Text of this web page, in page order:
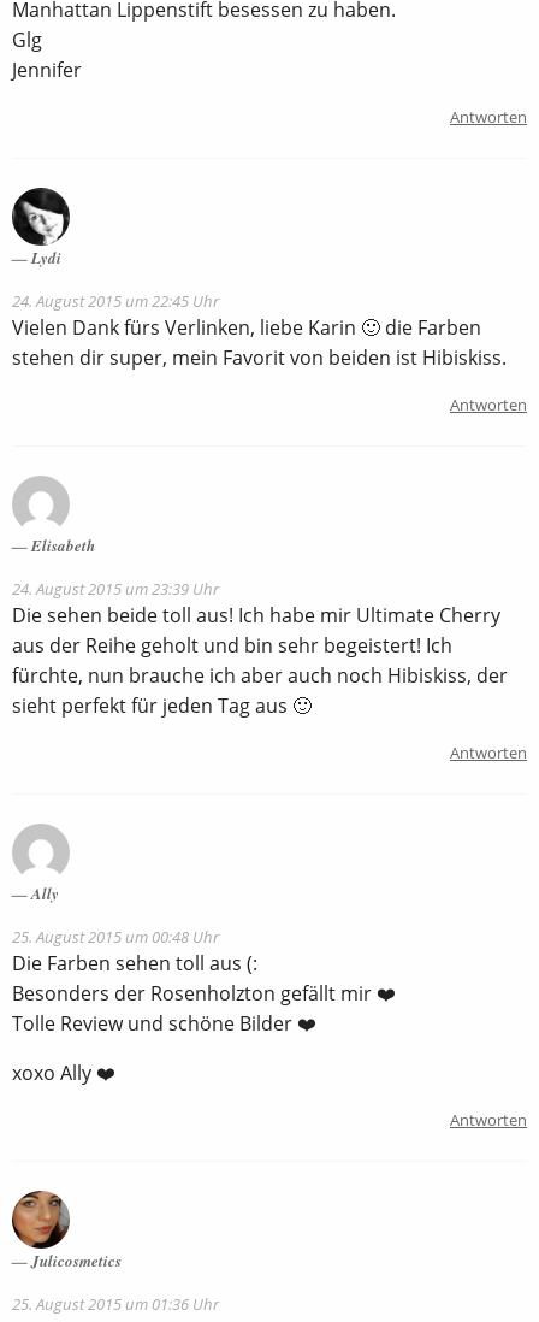
Manhattan Lippenstift besessen zu haben.
Glg
Jennifer
Antworten
Lydi
24. August 2015 um 22:45 Uhr
Vielen Dank fürs Verlinken, liebe Karin 🙂 die Farben
stehen dir super, mein Favorit von beiden ist Hibiskiss.
Antworten
Elisabeth
24. August 2015 um 23:39 Uhr
Die sehen beide toll aus! Ich habe mir Ultimate Cherry
aus der Reihe geholt und bin sehr begeistert! Ich
fürchte, nun brauche ich aber auch noch Hibiskiss, der
sieht perfekt für jeden Tag aus 🙂
Antworten
Ally
25. August 2015 um 00:48 Uhr
Die Farben sehen toll aus (:
Besonders der Rosenholzton gefällt mir ❤️
Tolle Review und schöne Bilder ❤️
xoxo Ally ❤️
Antworten
Julicosmetics
25. August 2015 um 01:36 Uhr